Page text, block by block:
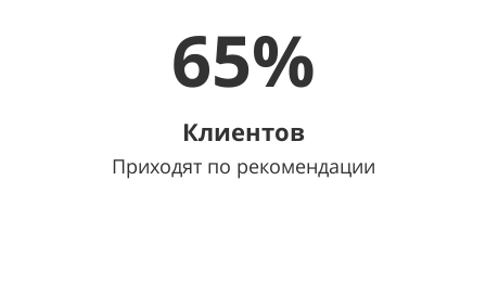
65%
Клиентов
Приходят по рекомендации